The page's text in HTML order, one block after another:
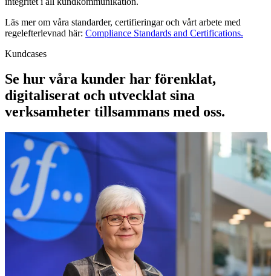
Läs mer om våra standarder, certifieringar och vårt arbete med
regelefterlevnad här: Compliance Standards and Certifications.
Kundcases
Se hur våra kunder har förenklat,
digitaliserat och utvecklat sina
verksamheter tillsammans med oss.